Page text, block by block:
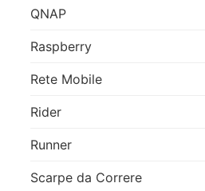
QNAP
Raspberry
Rete Mobile
Rider
Runner
Scarpe da Correre